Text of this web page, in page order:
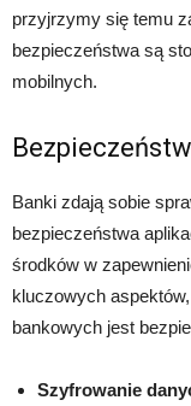
przyjrzymy się temu
bezpieczeństwa są
mobilnych.
Banki zdają sobie
bezpieczeństwa
środków w
kluczowych
bankowych jest
Szyfrowanie